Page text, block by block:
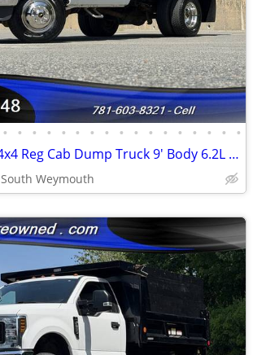
• • • • • • • • • • • • • • • • •
2015 Ford F350 4x4 Reg Cab Dump Truck 9' Body 6.2L 25K Original Mile
South Weymouth